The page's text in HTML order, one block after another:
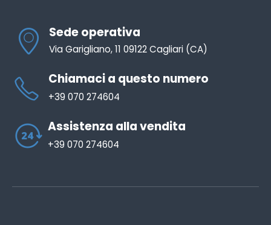
Sede operativa
Via Garigliano, 11 09122 Cagliari (CA)
Chiamaci a questo numero
+39 070 274604
Assistenza alla vendita
+39 070 274604